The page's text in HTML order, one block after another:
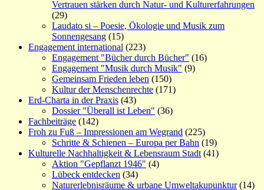
Vertrauen stärken durch Natur- und Kulturerfahrungen
(29)
Laudato si – Poesie, Ökologie und Musik zum
Sonnengesang (15)
Engagement international (223)
Engagement "Bücher durch Bücher" (16)
Engagement "Musik durch Musik" (9)
Gemeinsam Frieden leben (150)
Kultur der Menschenrechte (171)
Erd-Charta in der Praxis (43)
Dossier "Überall ist Leben" (36)
Fachbeiträge (142)
Froh zu Fuß – Impressionen am Wegrand (225)
Schritte & Schienen – Europa per Bahn (19)
Kulturelle Nachhaltigkeit & Lebensraum Stadt (41)
Aktion "Gepflanzt 1946" (4)
Lübeck entdecken (34)
Naturerlebnisräume & urbane Umweltakupunktur(14)